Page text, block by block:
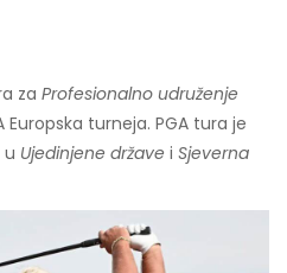
za Profesionalno udruženje
Europska turneja. PGA tura je
Ujedinjene države i Sjeverna